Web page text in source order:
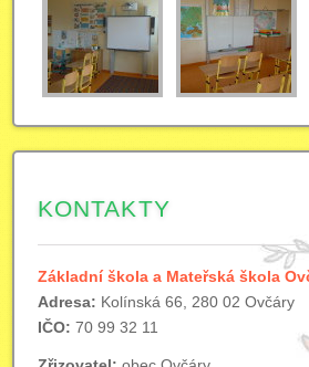
KONTAKTY
Základní škola a Mateřská škola
Adresa: Kolínská 66, 280 02 Ovčáry
IČO: 70 99 32 11